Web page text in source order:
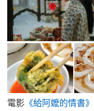
電影 《給阿嬤的情書》